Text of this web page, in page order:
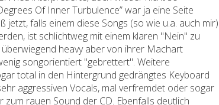
Of Inner Turbulence” war ja eine Seite
falls einem diese Songs (so wie u.a. auch mir)
ist schlichtweg mit einem klaren "Nein" zu
heavy aber von ihrer Machart
songorientiert "gebrettert". Weitere
total in den Hintergrund gedrängtes Keyboard
aggressiven Vocals, mal verfremdet oder sogar
rauen Sound der CD. Ebenfalls deutlich